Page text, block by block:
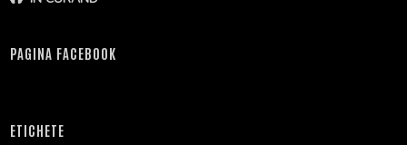
PAGINA FACEBOOK
ETICHETE